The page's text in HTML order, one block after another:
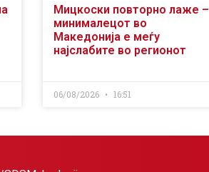
Мицкоски повторно лаже –
минималецот во
Македонија е меѓу
најслабите во регионот
06/08/2026 16:51